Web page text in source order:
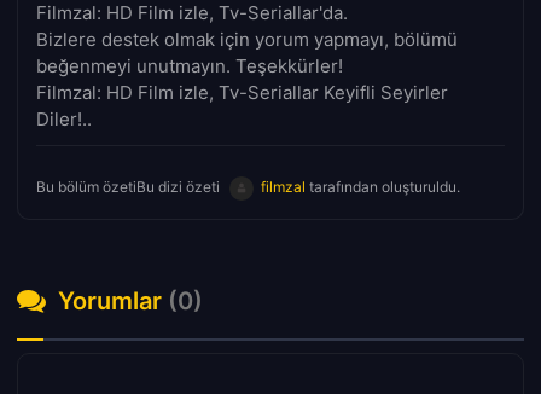
Filmzal: HD Film izle, Tv-Seriallar'da.
Bizlere destek olmak için yorum yapmayı, bölümü
beğenmeyi unutmayın. Teşekkürler!
Filmzal: HD Film izle, Tv-Seriallar Keyifli Seyirler
Diler!..
Bu bölüm özetiBu dizi özeti filmzal tarafından oluşturuldu.
Yorumlar (0)